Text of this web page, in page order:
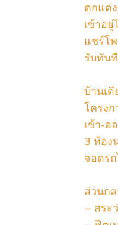
ตกแต่
เข้าอ
แชร์โ
รับทัน
บ้านเ
โครง
เข้า-อ
3 ห้อง
จอดร
ส่วนกล
– สระ